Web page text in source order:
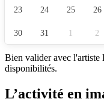
23 24 25 26
30 31 1 2
Bien valider avec l'artiste
disponibilités.
L’activité en